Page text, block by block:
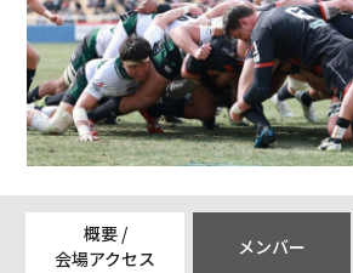
概要 /
会場アクセス
メンバー